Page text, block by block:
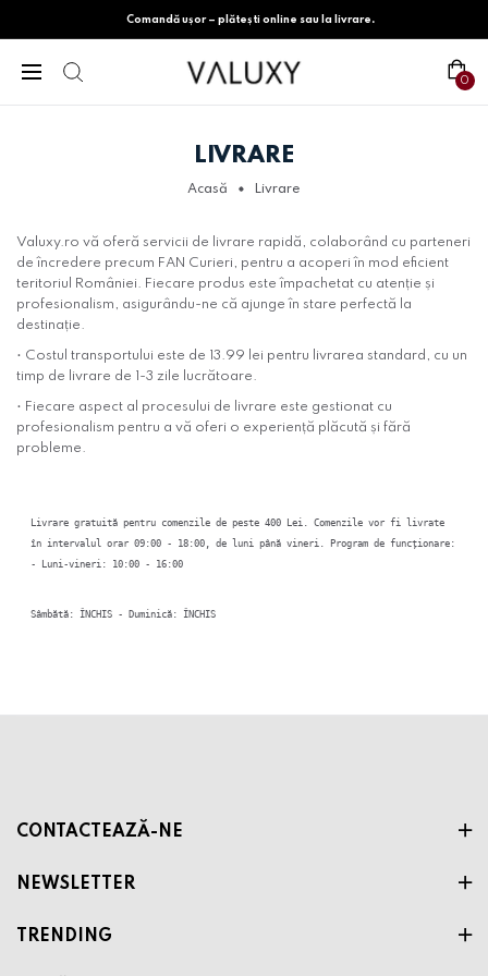
Comandă ușor – plătești online sau la livrare.
0
LIVRARE
Acasă Livrare
Valuxy.ro vă oferă servicii de livrare rapidă, colaborând cu parteneri
de încredere precum FAN Curieri, pentru a acoperi în mod eficient
teritoriul României. Fiecare produs este împachetat cu atenție și
profesionalism, asigurându-ne că ajunge în stare perfectă la
destinație.
• Costul transportului este de 13.99 lei pentru livrarea standard, cu un
timp de livrare de 1-3 zile lucrătoare.
• Fiecare aspect al procesului de livrare este gestionat cu
profesionalism pentru a vă oferi o experiență plăcută și fără
probleme.
Livrare gratuită pentru comenzile de peste 400 Lei. Comenzile vor fi livrate
în intervalul orar 09:00 - 18:00, de luni până vineri. Program de funcționare:
-
Luni-vineri: 10:00 - 16:00
Sâmbătă: ÎNCHIS - Duminică: ÎNCHIS
CONTACTEAZĂ-NE
NEWSLETTER
TRENDING